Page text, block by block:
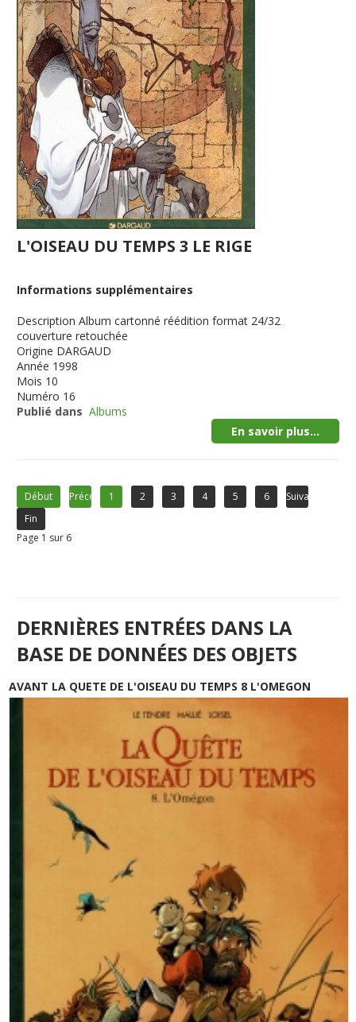
L'OISEAU DU TEMPS 3 LE RIGE
Informations supplémentaires
Description Album cartonné réédition format 24/32
couverture retouchée
Origine DARGAUD
Année 1998
Mois 10
Numéro 16
Publié dans Albums
En savoir plus...
Début Précédent1 2 3 4 5 6
Suivant
Fin
Page 1 sur 6
DERNIÈRES ENTRÉES DANS LA
BASE DE DONNÉES DES OBJETS
AVANT LA QUETE DE L'OISEAU DU TEMPS 8 L'OMEGON